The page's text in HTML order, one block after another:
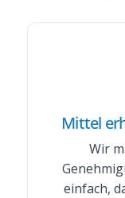
Mittel
Wir
einfach,